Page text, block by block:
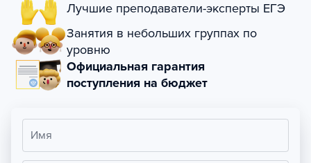
Лучшие преподаватели-эксперты ЕГЭ
Занятия в небольших группах по
уровню
Официальная гарантия
поступления на бюджет
Имя